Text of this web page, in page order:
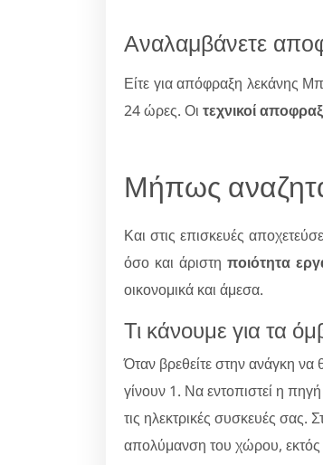
Αναλαμβάνετε
Είτε για απόφραξη λεκάνης
24 ώρες. Οι τεχνικοί
Μήπως
Και στις επισκευές
όσο και άριστηποιότητα
οικονομικά και άμεσα.
Τι κάνουμε για τα
Όταν βρεθείτε στην ανάγκη
γίνουν 1. Να εντοπιστεί η
τις ηλεκτρικές συσκευές σας.
απολύμανση του χώρου, εκτός